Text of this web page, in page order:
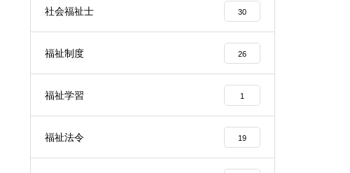
社会福祉士 30
福祉制度 26
福祉学習 1
福祉法令 19